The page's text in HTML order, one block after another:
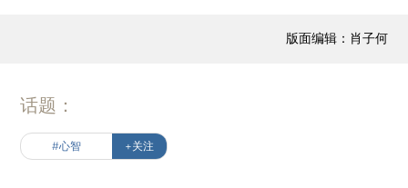
版面编辑：肖子何
话题：
#心智 +关注